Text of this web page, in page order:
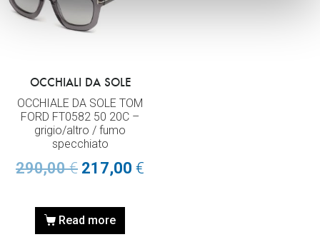
OCCHIALI DA SOLE
OCCHIALE DA SOLE TOM
FORD FT0582 50 20C –
grigio/altro / fumo
specchiato
290,00€ 217,00 €
Read more